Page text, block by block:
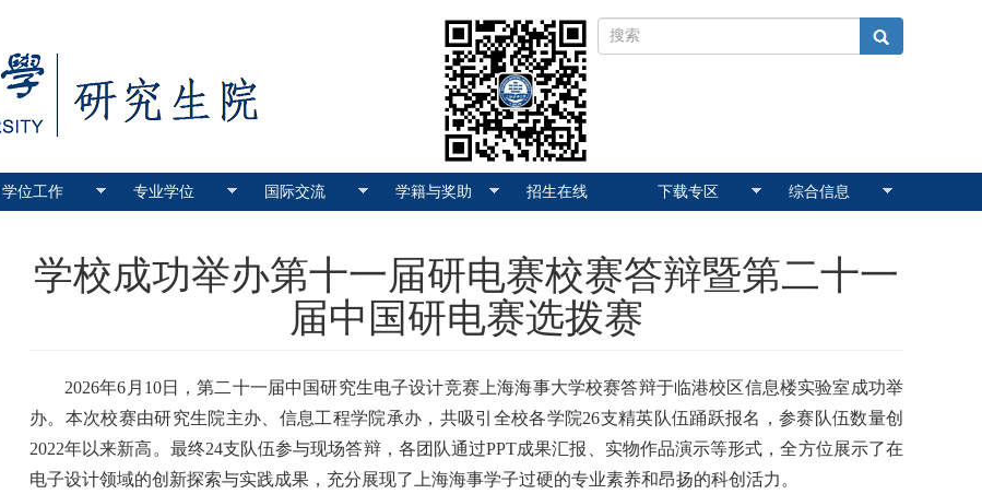
学位工作 专业学位 国际交流 学籍与奖助 招生在线 下载专区 综合信息
学校成功举办第十一届研电赛校赛答辩暨第二十一
届中国研电赛选拨赛
2026年6月10日，第二十一届中国研究生电子设计竞赛上海海事大学校赛答辩于临港校区信息楼实验室成功举
办。本次校赛由研究生院主办、信息工程学院承办，共吸引全校各学院26支精英队伍踊跃报名，参赛队伍数量创
2022年以来新高。最终24支队伍参与现场答辩，各团队通过PPT成果汇报、实物作品演示等形式，全方位展示了在
电子设计领域的创新探索与实践成果，充分展现了上海海事学子过硬的专业素养和昂扬的科创活力。